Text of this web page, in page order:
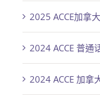
2025 ACCE加拿
2024 ACCE 普通
2024 ACCE 加拿